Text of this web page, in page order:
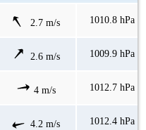
2.7 m/s 1010.8 hPa
2.6 m/s 1009.9 hPa
4 m/s 1012.7 hPa
4.2 m/s 1012.4 hPa